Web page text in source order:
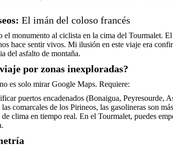
El imán del coloso francés
el monumento al ciclista en la cima del Tourmalet.
hace sentir vivos. Mi ilusión en este viaje era
del asfalto de montaña.
por zonas inexploradas?
es solo mirar Google Maps. Requiere:
puertos encadenados (Bonaigua, Peyresourde,
comarcales de los Pirineos, las gasolineras son
clima en tiempo real. En el Tourmalet, puedes